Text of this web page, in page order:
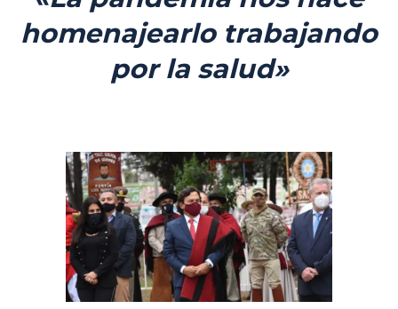
homenajearlo trabajando
por la salud»